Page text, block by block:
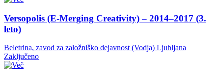
Versopolis (E-Merging Creativity) – 2014–2017 (3.
leto)
Beletrina, zavod za založniško dejavnost (Vodja) Ljubljana
Zaključeno